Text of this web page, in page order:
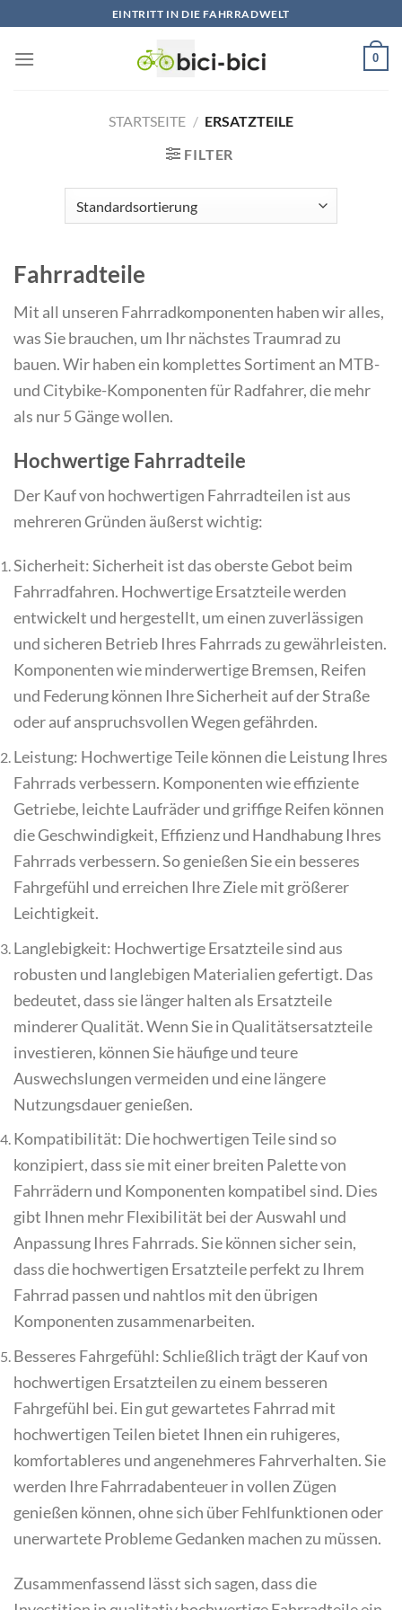
Inhalt
springen
EINTRITT IN DIE FAHRRADWELT
0
STARTSEITE / ERSATZTEILE
FILTER
Fahrradteile
Mit all unseren Fahrradkomponenten haben wir alles,
was Sie brauchen, um Ihr nächstes Traumrad zu
bauen. Wir haben ein komplettes Sortiment an MTB-
und Citybike-Komponenten für Radfahrer, die mehr
als nur 5 Gänge wollen.
Hochwertige Fahrradteile
Der Kauf von hochwertigen Fahrradteilen ist aus
mehreren Gründen äußerst wichtig:
Sicherheit: Sicherheit ist das oberste Gebot beim
Fahrradfahren. Hochwertige Ersatzteile werden
entwickelt und hergestellt, um einen zuverlässigen
und sicheren Betrieb Ihres Fahrrads zu gewährleisten.
Komponenten wie minderwertige Bremsen, Reifen
und Federung können Ihre Sicherheit auf der Straße
oder auf anspruchsvollen Wegen gefährden.
Leistung: Hochwertige Teile können die Leistung Ihres
Fahrrads verbessern. Komponenten wie effiziente
Getriebe, leichte Laufräder und griffige Reifen können
die Geschwindigkeit, Effizienz und Handhabung Ihres
Fahrrads verbessern. So genießen Sie ein besseres
Fahrgefühl und erreichen Ihre Ziele mit größerer
Leichtigkeit.
Langlebigkeit: Hochwertige Ersatzteile sind aus
robusten und langlebigen Materialien gefertigt. Das
bedeutet, dass sie länger halten als Ersatzteile
minderer Qualität. Wenn Sie in Qualitätsersatzteile
investieren, können Sie häufige und teure
Auswechslungen vermeiden und eine längere
Nutzungsdauer genießen.
Kompatibilität: Die hochwertigen Teile sind so
konzipiert, dass sie mit einer breiten Palette von
Fahrrädern und Komponenten kompatibel sind. Dies
gibt Ihnen mehr Flexibilität bei der Auswahl und
Anpassung Ihres Fahrrads. Sie können sicher sein,
dass die hochwertigen Ersatzteile perfekt zu Ihrem
Fahrrad passen und nahtlos mit den übrigen
Komponenten zusammenarbeiten.
Besseres Fahrgefühl: Schließlich trägt der Kauf von
hochwertigen Ersatzteilen zu einem besseren
Fahrgefühl bei. Ein gut gewartetes Fahrrad mit
hochwertigen Teilen bietet Ihnen ein ruhigeres,
komfortableres und angenehmeres Fahrverhalten. Sie
werden Ihre Fahrradabenteuer in vollen Zügen
genießen können, ohne sich über Fehlfunktionen oder
unerwartete Probleme Gedanken machen zu müssen.
Zusammenfassend lässt sich sagen, dass die